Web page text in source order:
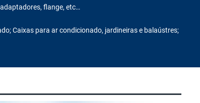
flange, etc…
Caixas para ar condicionado, jardineiras e balaústres;